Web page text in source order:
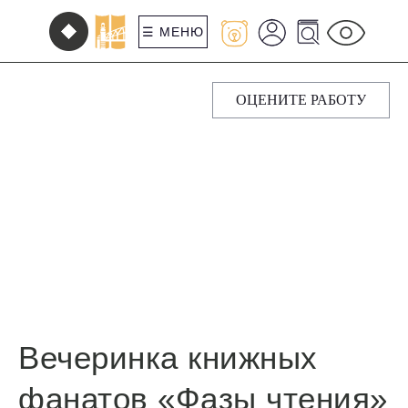
☰ МЕНЮ
ОЦЕНИТЕ РАБОТУ
Вечеринка книжных
фанатов «Фазы чтения»